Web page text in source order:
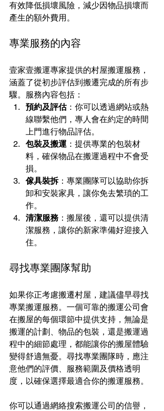
有效降低損壞風險，減少因物品損壞而
產生的額外費用。
專業服務的內容
壹家壹搬運專家提供的村屋搬運服務，
涵蓋了從初步評估到搬遷完成的所有步
驟。服務內容包括：
預約及評估：你可以透過網站或熱
線聯繫他們，專人會在約定的時間
上門進行物品評估。
包裝及搬運 ：提供專業的包裝材
料，確保物品在搬運過程中不會受
損。
傢具裝拆 ：專業團隊可以協助你拆
卸和安裝家具，讓你免去繁瑣的工
作。
清潔服務 ：搬屋後，還可以提供清
潔服務，讓你的新家準備好迎接入
住。
尋找專業團隊幫助
如果你正考慮搬遷村屋，建議儘早尋找
專業搬運服務。一個可靠的搬運公司會
在搬屋的每個環節中提供支持，無論是
搬運的計劃、物品的包裝，還是搬運過
程中的細節處理，都能讓你的搬屋體驗
變得舒適無憂。尋找專業團隊時，應注
意他們的評價、服務範圍及價格透明
度，以確保選擇最適合你的搬運服務。
你可以通過網絡搜索搬運公司的信譽，